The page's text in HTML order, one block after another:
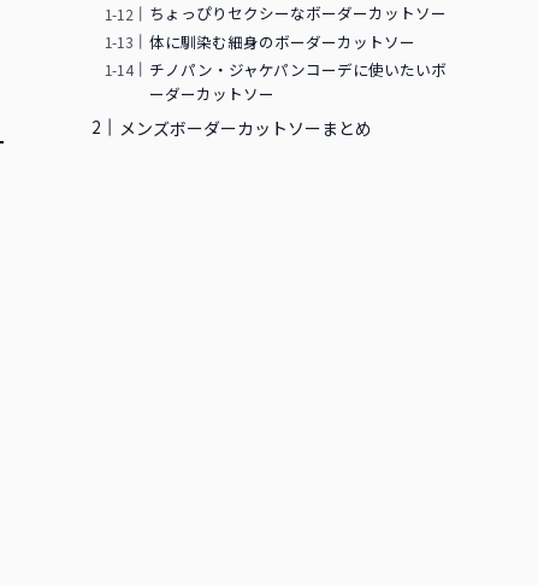
ちょっぴりセクシーなボーダーカットソー
体に馴染む細身のボーダーカットソー
チノパン・ジャケパンコーデに使いたいボ
ーダーカットソー
メンズボーダーカットソーまとめ